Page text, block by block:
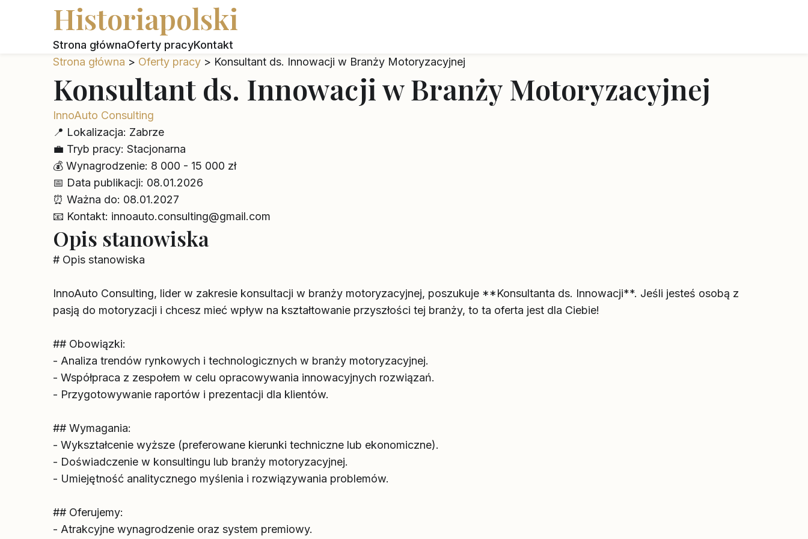
Historiapolski
Strona głównaOferty pracyKontakt
Strona główna > Oferty pracy > Konsultant ds. Innowacji w Branży Motoryzacyjnej
Konsultant ds. Innowacji w Branży Motoryzacyjnej
InnoAuto Consulting
📍 Lokalizacja: Zabrze
💼 Tryb pracy: Stacjonarna
💰 Wynagrodzenie: 8 000 - 15 000 zł
📅 Data publikacji: 08.01.2026
⏰ Ważna do: 08.01.2027
📧 Kontakt: innoauto.consulting@gmail.com
Opis stanowiska
# Opis stanowiska
InnoAuto Consulting, lider w zakresie konsultacji w branży motoryzacyjnej, poszukuje **Konsultanta ds. Innowacji**. Jeśli jesteś osobą z
pasją do motoryzacji i chcesz mieć wpływ na kształtowanie przyszłości tej branży, to ta oferta jest dla Ciebie!
## Obowiązki:
- Analiza trendów rynkowych i technologicznych w branży motoryzacyjnej.
- Współpraca z zespołem w celu opracowywania innowacyjnych rozwiązań.
- Przygotowywanie raportów i prezentacji dla klientów.
## Wymagania:
- Wykształcenie wyższe (preferowane kierunki techniczne lub ekonomiczne).
- Doświadczenie w konsultingu lub branży motoryzacyjnej.
- Umiejętność analitycznego myślenia i rozwiązywania problemów.
## Oferujemy:
- Atrakcyjne wynagrodzenie oraz system premiowy.